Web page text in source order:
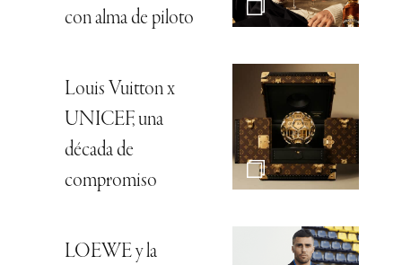
con alma de piloto
Louis Vuitton x
UNICEF, una
década de
compromiso
LOEWE y la